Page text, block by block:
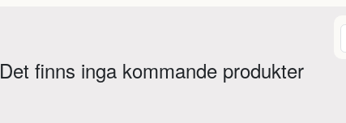
Det finns inga kommande produkter